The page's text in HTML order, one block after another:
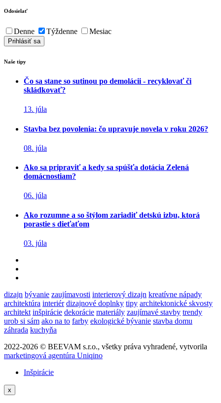
Odosielať
Denne Týždenne Mesiac
Naše tipy
Čo sa stane so sutinou po demolácii - recyklovať či
skládkovať?
13. júla
Stavba bez povolenia: čo upravuje novela v roku 2026?
08. júla
Ako sa pripraviť a kedy sa spúšťa dotácia Zelená
domácnostiam?
06. júla
Ako rozumne a so štýlom zariadiť detskú izbu, ktorá
porastie s dieťaťom
03. júla
dizajn bývanie zaujímavosti interierový dizajn kreatívne nápady
architektúra interiér dizajnové doplnky tipy architektonické skvosty
architekt inšpirácie dekorácie materiály zaujímavé stavby trendy
urob si sám ako na to farby ekologické bývanie stavba domu
záhrada kuchyňa
2022-2026 © BEEVAM s.r.o., všetky práva vyhradené, vytvorila
marketingová agentúra Uniqino
Inšpirácie
x